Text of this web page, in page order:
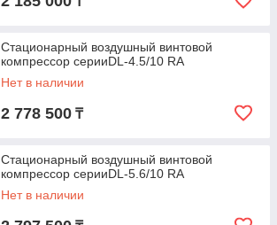
Стационарный воздушный винтовой
компрессор серииDL-4.5/10 RA
Нет в наличии
2 778 500 ₸
Стационарный воздушный винтовой
компрессор серииDL-5.6/10 RA
Нет в наличии